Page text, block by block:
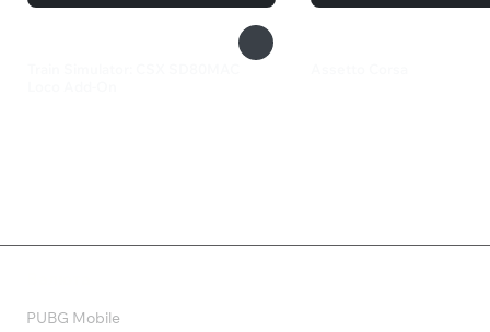
PUBG Mobile